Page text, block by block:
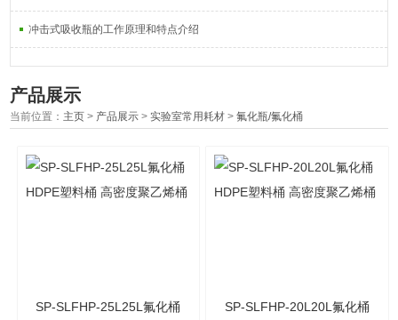
冲击式吸收瓶的工作原理和特点介绍
产品展示
当前位置： 主页 > 产品展示 >实验室常用耗材 >氟化瓶/氟化桶
SP-SLFHP-25L25L氟化桶 SP-SLFHP-20L20L氟化桶